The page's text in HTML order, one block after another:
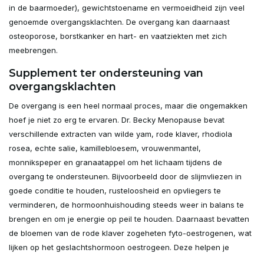
in de baarmoeder), gewichtstoename en vermoeidheid zijn veel
genoemde overgangsklachten. De overgang kan daarnaast
osteoporose, borstkanker en hart- en vaatziekten met zich
meebrengen.
Supplement ter ondersteuning van
overgangsklachten
De overgang is een heel normaal proces, maar die ongemakken
hoef je niet zo erg te ervaren. Dr. Becky Menopause bevat
verschillende extracten van wilde yam, rode klaver, rhodiola
rosea, echte salie, kamillebloesem, vrouwenmantel,
monnikspeper en granaatappel om het lichaam tijdens de
overgang te ondersteunen. Bijvoorbeeld door de slijmvliezen in
goede conditie te houden, rusteloosheid en opvliegers te
verminderen, de hormoonhuishouding steeds weer in balans te
brengen en om je energie op peil te houden. Daarnaast bevatten
de bloemen van de rode klaver zogeheten fyto-oestrogenen, wat
lijken op het geslachtshormoon oestrogeen. Deze helpen je